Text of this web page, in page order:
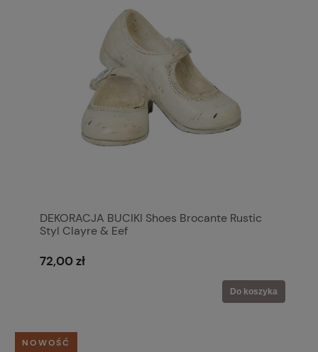
DEKORACJA BUCIKI Shoes Brocante Rustic
Styl Clayre & Eef
72,00 zł
Do koszyka
NOWOŚĆ